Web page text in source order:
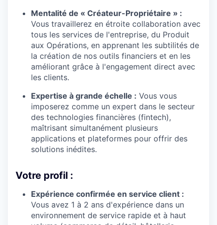
Mentalité de « Créateur-Propriétaire » :
Vous travaillerez en étroite collaboration avec
tous les services de l'entreprise, du Produit
aux Opérations, en apprenant les subtilités de
la création de nos outils financiers et en les
améliorant grâce à l'engagement direct avec
les clients.
Expertise à grande échelle : Vous vous
imposerez comme un expert dans le secteur
des technologies financières (fintech),
maîtrisant simultanément plusieurs
applications et plateformes pour offrir des
solutions inédites.
Votre profil :
Expérience confirmée en service client :
Vous avez 1 à 2 ans d'expérience dans un
environnement de service rapide et à haut